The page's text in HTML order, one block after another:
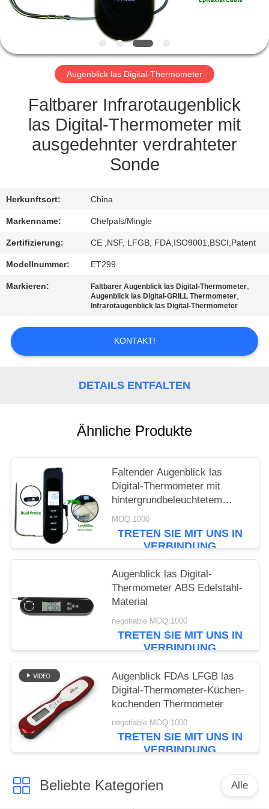
QUALITÄTSKONTROLLE
NEUIGKEITEN
RECHTSSACHEN
BITTE UM
EIN
SITEMAP
PRIVACY
POLICY
Augenblick las Digital-Thermometer
Faltbarer Infrarotaugenblick
las Digital-Thermometer mit
ausgedehnter verdrahteter
Sonde
Herkunftsort: China
Markenname: Chefpals/Mingle
Zertifizierung: CE ,NSF, LFGB, FDA,ISO9001,BSCI,Patent
Modellnummer: ET299
Markieren: Faltbarer Augenblick las Digital-Thermometer,
Augenblick las Digital-GRILL Thermometer,
Infrarotaugenblick las Digital-Thermometer
KONTAKT!
DETAILS ENTFALTEN
Ähnliche Produkte
Faltender Augenblick las
Digital-Thermometer mit
hintergrundbeleuchtetem
großem LCD-Bildschirm
MOQ:1000
TRETEN SIE MIT UNS IN
VERBINDUNG
Augenblick las Digital-
Thermometer ABS Edelstahl-
Material
negotiable MOQ:1000
TRETEN SIE MIT UNS IN
VERBINDUNG
Augenblick FDAs LFGB las
Digital-Thermometer-Küchen-
kochenden Thermometer
negotiable MOQ:1000
TRETEN SIE MIT UNS IN
VERBINDUNG
Beliebte Kategorien Alle